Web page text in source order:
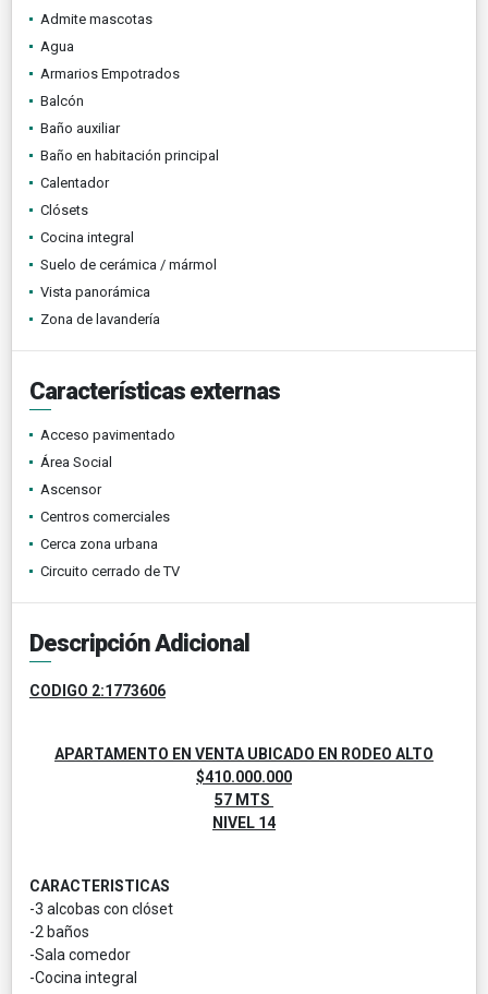
Admite mascotas
Agua
Armarios Empotrados
Balcón
Baño auxiliar
Baño en habitación principal
Calentador
Clósets
Cocina integral
Suelo de cerámica / mármol
Vista panorámica
Zona de lavandería
Características externas
Acceso pavimentado
Área Social
Ascensor
Centros comerciales
Cerca zona urbana
Circuito cerrado de TV
Descripción Adicional
CODIGO 2:1773606
APARTAMENTO EN VENTA UBICADO EN RODEO ALTO
$410.000.000
57 MTS
NIVEL 14
CARACTERISTICAS
-3 alcobas con clóset
-2 baños
-Sala comedor
-Cocina integral